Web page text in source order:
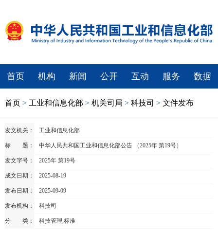
首页 机构 新闻 公开 互动 服务 数据
首页 > 工业和信息化部 > 机关司局 > 科技司 > 文件发布
发文机关： 工业和信息化部
标 题： 中华人民共和国工业和信息化部公告 （2025年 第19号）
发文字号： 2025年 第19号
成文日期： 2025-08-19
发布日期： 2025-09-09
发布机构： 科技司
分 类： 科技管理,标准